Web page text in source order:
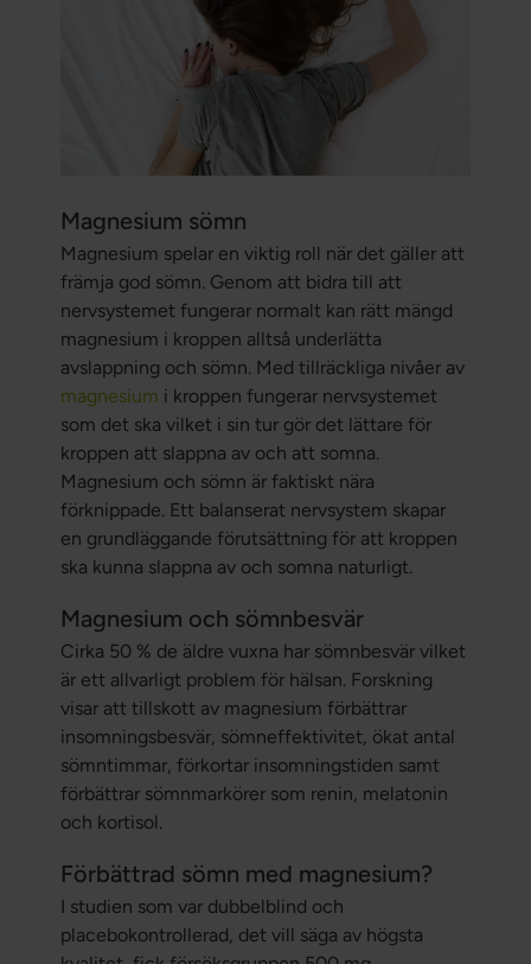
Magnesium sömn
Magnesium spelar en viktig roll när det gäller att
främja god sömn. Genom att bidra till att
nervsystemet fungerar normalt kan rätt mängd
magnesium i kroppen alltså underlätta
avslappning och sömn. Med tillräckliga nivåer av
magnesium i kroppen fungerar nervsystemet
som det ska vilket i sin tur gör det lättare för
kroppen att slappna av och att somna.
Magnesium och sömn är faktiskt nära
förknippade. Ett balanserat nervsystem skapar
en grundläggande förutsättning för att kroppen
ska kunna slappna av och somna naturligt.
Magnesium och sömnbesvär
Cirka 50 % de äldre vuxna har sömnbesvär vilket
är ett allvarligt problem för hälsan. Forskning
visar att tillskott av magnesium förbättrar
insomningsbesvär, sömneffektivitet, ökat antal
sömntimmar, förkortar insomningstiden samt
förbättrar sömnmarkörer som renin, melatonin
och kortisol.
Förbättrad sömn med magnesium?
I studien som var dubbelblind och
placebokontrollerad, det vill säga av högsta